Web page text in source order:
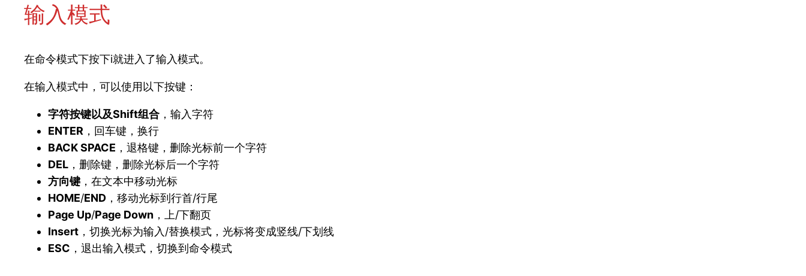
输入模式
在命令模式下按下i就进入了输入模式。
在输入模式中，可以使用以下按键：
字符按键以及Shift组合 ，输入字符
ENTER ，回车键，换行
BACK SPACE ，退格键，删除光标前一个字符
DEL ，删除键，删除光标后一个字符
方向键，在文本中移动光标
HOME/END ，移动光标到行首/行尾
Page Up/Page Down ，上/下翻页
Insert ，切换光标为输入/替换模式，光标将变成竖线/下划线
ESC ，退出输入模式，切换到命令模式